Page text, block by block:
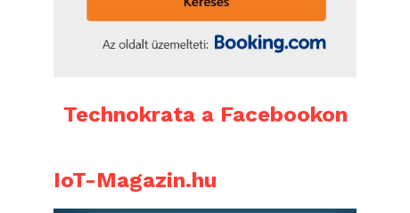
Technokrata a Facebookon
IoT-Magazin.hu